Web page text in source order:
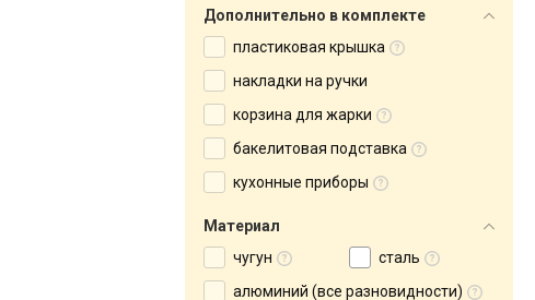
Дополнительно в комплекте
пластиковая крышка
накладки на ручки
корзина для жарки
бакелитовая подставка
кухонные приборы
Материал
чугун
сталь
алюминий (все разновидности)